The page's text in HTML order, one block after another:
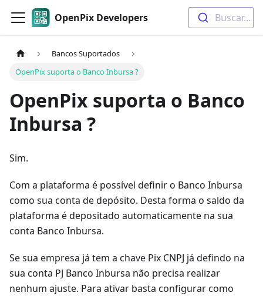
OpenPix Developers Buscar...
Bancos Suportados
OpenPix suporta o Banco Inbursa ?
OpenPix suporta o Banco
Inbursa ?
Sim.
Com a plataforma é possível definir o Banco Inbursa
como sua conta de depósito. Desta forma o saldo da
plataforma é depositado automaticamente na sua
conta Banco Inbursa.
Se sua empresa já tem a chave Pix CNPJ já defindo na
sua conta PJ Banco Inbursa não precisa realizar
nenhum ajuste. Para ativar basta configurar como